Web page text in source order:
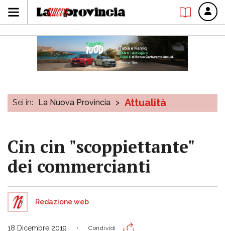
Sei in: La Nuova Provincia > Attualità
Cin cin "scoppiettante"
dei commercianti
Redazione web
18 Dicembre 2019 Condividi